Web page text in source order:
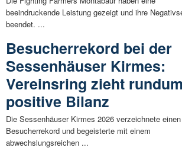
beeindruckende Leistung gezeigt und ihre
beendet. ...
Besucherrekord bei der
Sessenhäuser Kirmes:
Vereinsring zieht rundum
positive Bilanz
Die Sessenhäuser Kirmes 2026 verzeichnete
Besucherrekord und begeisterte mit einem
abwechslungsreichen ...